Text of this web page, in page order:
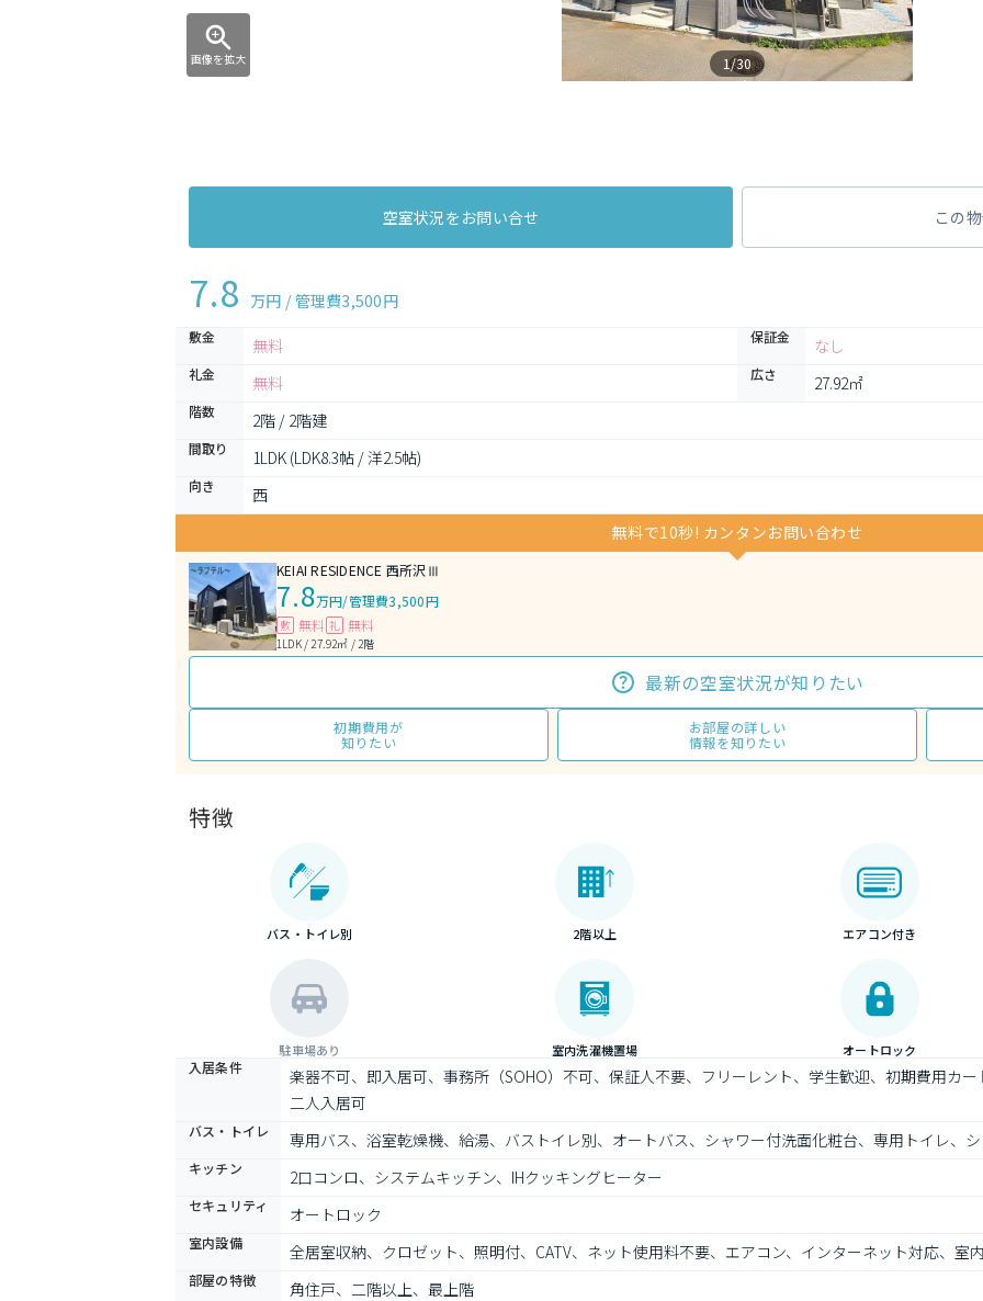
画像を拡大 1/30
空室状況をお問い合せ この
7.8 万円 / 管理費3,500円
敷金 無料 保証金 なし
礼金 無料 広さ 27.92㎡
階数 2階 / 2階建
間取り 1LDK (LDK8.3帖 / 洋2.5帖)
向き
西
無料で10秒! カンタンお問い合わせ
KEIAI RESIDENCE 西所沢Ⅲ
7.8万円/管理費3,500円
敷 無料 礼 無料
1LDK / 27.92㎡ / 2階
最新の空室状況が知りたい
初期費用が
知りたい
お部屋の詳しい
情報を知りたい
特徴
バス・トイレ別 2階以上 エアコン付き
駐車場あり 室内洗濯機置場 オートロック
入居条件
楽器不可、即入居可、事務所（SOHO）不可、保証人不要、フリーレント、学生歓迎、初期費用カー
二人入居可
バス・トイレ 専用バス、浴室乾燥機、給湯、バストイレ別、オートバス、シャワー付洗面化粧台、専用トイレ、
キッチン 2口コンロ、システムキッチン、IHクッキングヒーター
セキュリティ オートロック
室内設備 全居室収納、クロゼット、照明付、CATV、ネット使用料不要、エアコン、インターネット対応、室
部屋の特徴 角住戸、二階以上、最上階